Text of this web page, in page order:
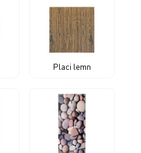
Placi lemn